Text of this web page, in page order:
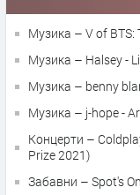
Музика – V of BTS:
Музика – Halsey -
Музика – benny
Музика – j-hope -
Концерти –
Prize 2021)
Забавни – Spot's